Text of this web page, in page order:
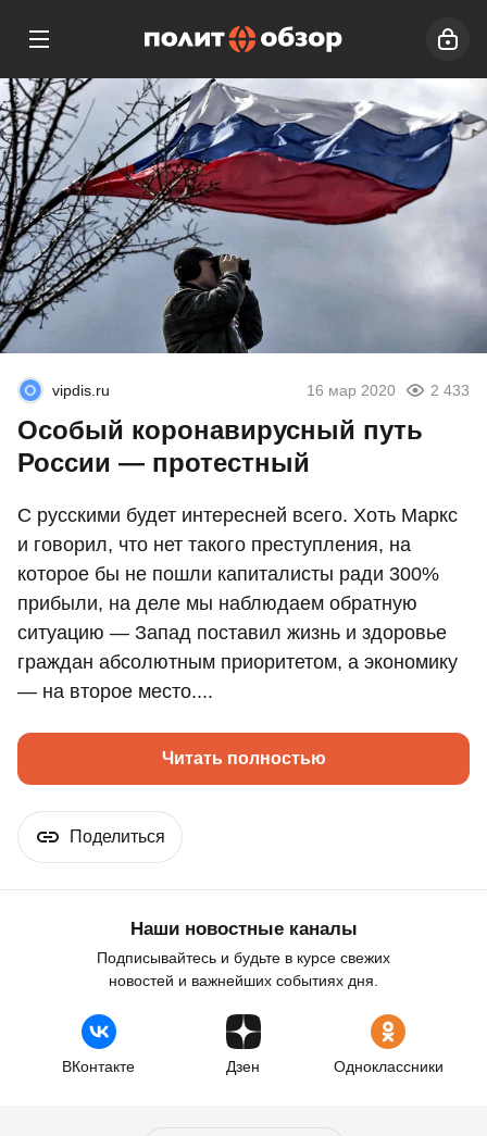
vipdis.ru 16 мар 2020 2 433
Особый коронавирусный путь
России — протестный
С русскими будет интересней всего. Хоть Маркс
и говорил, что нет такого преступления, на
которое бы не пошли капиталисты ради 300%
прибыли, на деле мы наблюдаем обратную
ситуацию — Запад поставил жизнь и здоровье
граждан абсолютным приоритетом, а экономику
— на второе место....
Читать полностью
Поделиться
Наши новостные каналы
Подписывайтесь и будьте в курсе свежих
новостей и важнейших событиях дня.
ВКонтакте Дзен Одноклассники